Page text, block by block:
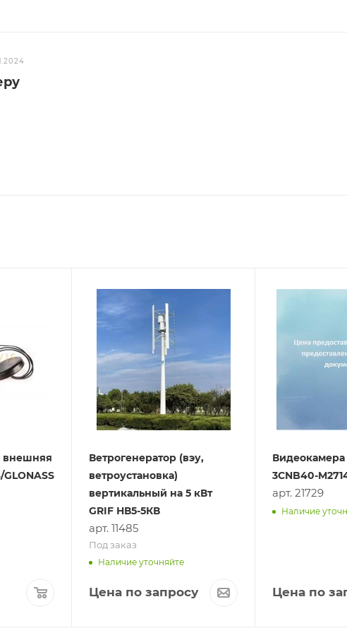
внешняя
GLONASS
Ветрогенератор (вэу,
ветроустановка)
вертикальный на 5 кВт
GRIF НВ5-5КВ
арт. 11485
Под заказ
Наличие уточняйте
Цена по запросу
Видеокамера
3CNB40-
арт. 21729
Наличие
Цена по